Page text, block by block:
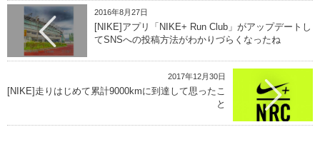
2016年8月27日
[NIKE]アプリ「NIKE+ Run Club」がアップデートし
てSNSへの投稿方法がわかりづらくなったね
2017年12月30日
[NIKE]走りはじめて累計9000kmに到達して思ったこ
と